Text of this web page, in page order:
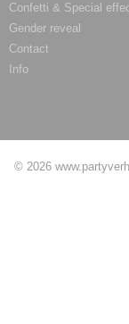
Confetti & Special
Gender reveal
Contact
Info
© 2026